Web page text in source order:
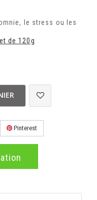
le stress ou les
de 120g
Pinterest